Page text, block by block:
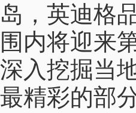
岛，英迪格
围内将迎来
深入挖掘当
最精彩的部